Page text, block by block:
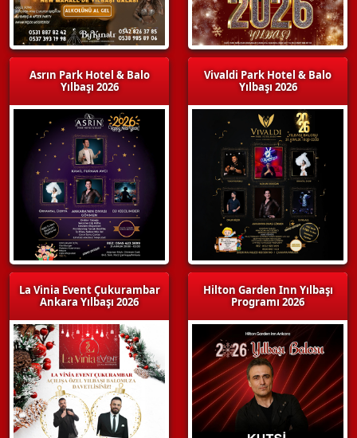
Asrın Park Hotel & Balo
Yılbaşı 2026
La Vinia Event Çukurambar
Ankara Yılbaşı 2026
Vivaldi Park Hotel & Balo
Yılbaşı 2026
Hilton Garden Inn Yılbaşı
Programı 2026